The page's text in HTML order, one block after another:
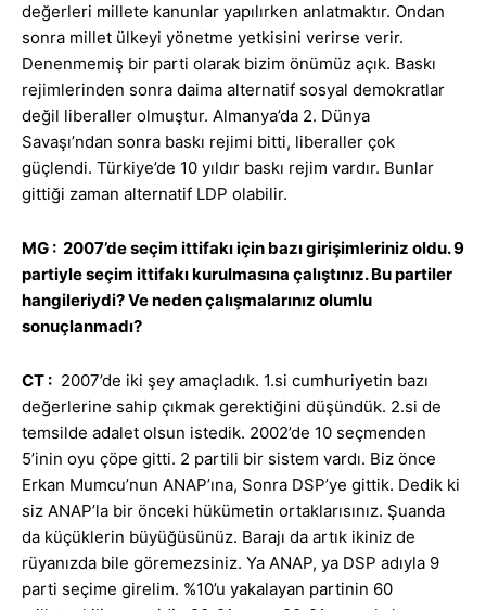
değerleri millete kanunlar yapılırken anlatmaktır. Ondan
sonra millet ülkeyi yönetme yetkisini verirse verir.
Denenmemiş bir parti olarak bizim önümüz açık. Baskı
rejimlerinden sonra daima alternatif sosyal demokratlar
değil liberaller olmuştur. Almanya’da 2. Dünya
Savaşı’ndan sonra baskı rejimi bitti, liberaller çok
güçlendi. Türkiye’de 10 yıldır baskı rejim vardır. Bunlar
gittiği zaman alternatif LDP olabilir.
MG : 2007’de seçim ittifakı için bazı girişimleriniz oldu. 9
partiyle seçim ittifakı kurulmasına çalıştınız. Bu partiler
hangileriydi? Ve neden çalışmalarınız olumlu
sonuçlanmadı?
CT : 2007’de iki şey amaçladık. 1.si cumhuriyetin bazı
değerlerine sahip çıkmak gerektiğini düşündük. 2.si de
temsilde adalet olsun istedik. 2002’de 10 seçmenden
5’inin oyu çöpe gitti. 2 partili bir sistem vardı. Biz önce
Erkan Mumcu’nun ANAP’ına, Sonra DSP’ye gittik. Dedik ki
siz ANAP’la bir önceki hükümetin ortaklarısınız. Şuanda
da küçüklerin büyüğüsünüz. Barajı da artık ikiniz de
rüyanızda bile göremezsiniz. Ya ANAP, ya DSP adıyla 9
parti seçime girelim. %10’u yakalayan partinin 60